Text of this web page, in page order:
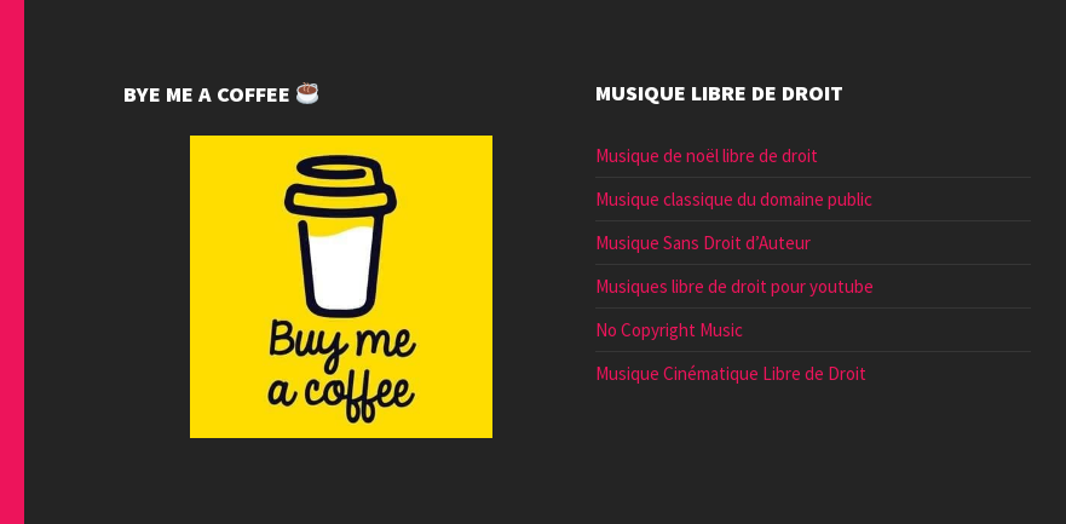
BYE ME A COFFEE MUSIQUE LIBRE DE DROIT
Musique de noël libre de droit
Musique classique du domaine public
Musique Sans Droit d’Auteur
Musiques libre de droit pour youtube
No Copyright Music
Musique Cinématique Libre de Droit